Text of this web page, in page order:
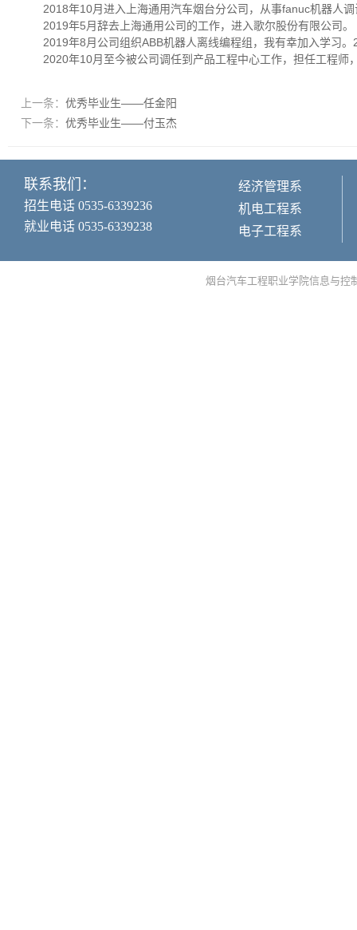
2018年10月进入上海通用汽车烟台分公司，从事fanuc机器人
2019年5月辞去上海通用公司的工作，进入歌尔股份有限公司。
2019年8月公司组织ABB机器人离线编程组，我有幸加入学习
2020年10月至今被公司调任到产品工程中心工作，担任工程师
上一条： 优秀毕业生——任金阳
下一条： 优秀毕业生——付玉杰
联系我们：
招生电话 0535-6339236
就业电话 0535-6339238
经济管理系
机电工程系
电子工程系
烟台汽车工程职业学院信息与